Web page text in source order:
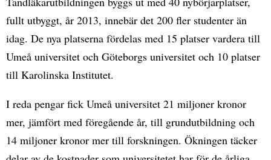
fullt utbyggt, år 2013, innebär det 200 fler studenter än
idag. De nya platserna fördelas med 15 platser vardera till
Umeå universitet och Göteborgs universitet och 10 platser
till Karolinska Institutet.
I reda pengar fick Umeå universitet 21 miljoner kronor
mer, jämfört med föregående år, till grundutbildning och
14 miljoner kronor mer till forskningen. Ökningen täcker